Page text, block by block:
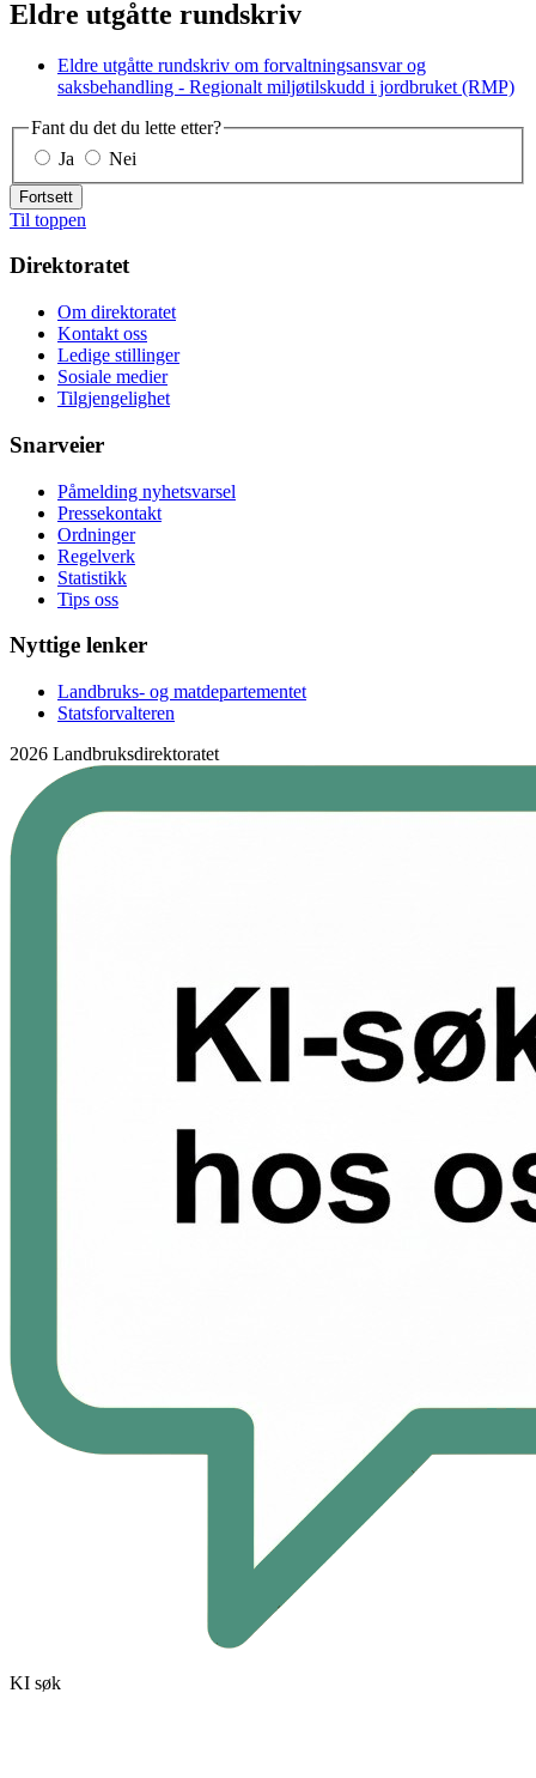
Eldre utgåtte rundskriv
Eldre utgåtte rundskriv om forvaltningsansvar og
saksbehandling - Regionalt miljøtilskudd i jordbruket (RMP)
Fant du det du lette etter?
Ja
Nei
Fortsett
Til toppen
Direktoratet
Om direktoratet
Kontakt oss
Ledige stillinger
Sosiale medier
Tilgjengelighet
Snarveier
Påmelding nyhetsvarsel
Pressekontakt
Ordninger
Regelverk
Statistikk
Tips oss
Nyttige lenker
Landbruks- og matdepartementet
Statsforvalteren
2026 Landbruksdirektoratet
KI søk